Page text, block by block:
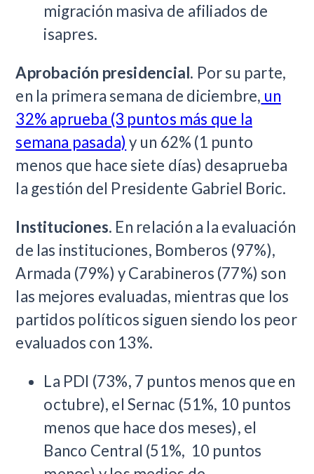
migración masiva de afiliados de
isapres.
Aprobación presidencial. Por su parte,
en la primera semana de diciembre, un
32% aprueba (3 puntos más que la
semana pasada) y un 62% (1 punto
menos que hace siete días) desaprueba
la gestión del Presidente Gabriel Boric.
Instituciones. En relación a la evaluación
de las instituciones, Bomberos (97%),
Armada (79%) y Carabineros (77%) son
las mejores evaluadas, mientras que los
partidos políticos siguen siendo los peor
evaluados con 13%.
La PDI (73%, 7 puntos menos que en
octubre), el Sernac (51%, 10 puntos
menos que hace dos meses), el
Banco Central (51%, 10 puntos